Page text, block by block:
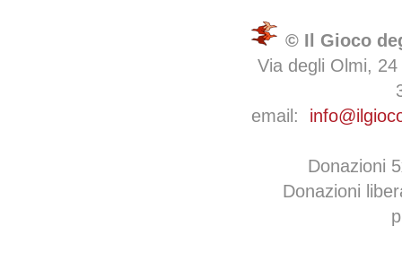
© Il Gioco
Via degli Olmi,
email:
Donazioni
Donazioni